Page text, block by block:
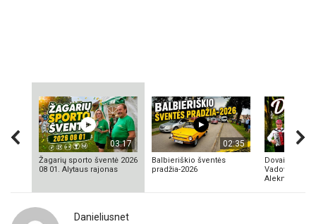
03:17
Žagarių sporto šventė 2026
08 01. Alytaus rajonas
02:35
Balbieriškio šventės
pradžia-2026
Dovainonių
Vadovas
Aleknavičius
Danieliusnet